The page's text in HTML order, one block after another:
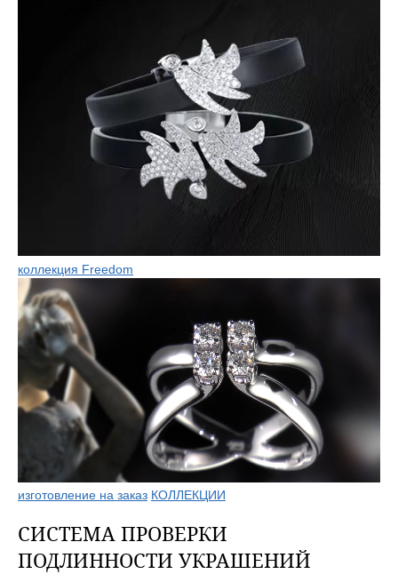
коллекция Freedom
изготовление на заказ КОЛЛЕКЦИИ
СИСТЕМА ПРОВЕРКИ
ПОДЛИННОСТИ УКРАШЕНИЙ